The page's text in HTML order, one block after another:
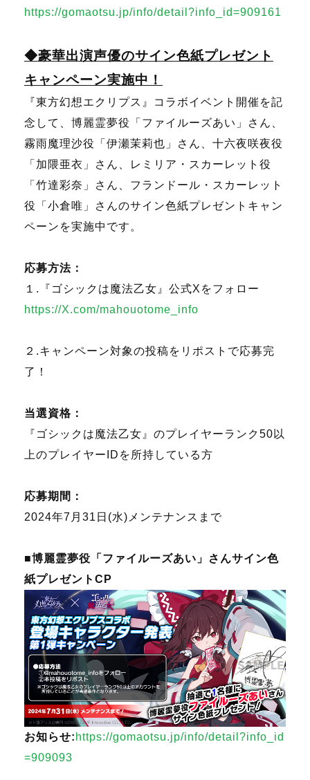
https://gomaotsu.jp/info/detail?info_id=909161
◆豪華出演声優のサイン色紙プレゼント
キャンペーン実施中！
『東方幻想エクリプス』コラボイベント開催を記
念して、 博麗霊夢役「ファイルーズあい」さん、
霧雨魔理沙役「伊瀬茉莉也」さん、十六夜咲夜役
「加隈亜衣」さん、レミリア・スカーレット役
「竹達彩奈」さん、フランドール・スカーレット
役「小倉唯」さんのサイン色紙プレゼントキャン
ペーンを実施中です。
応募方法：
１.『ゴシックは魔法乙女』公式Xをフォロー
https://X.com/mahouotome_info
２.キャンペーン対象の投稿をリポストで応募完
了！
当選資格：
『ゴシックは魔法乙女』のプレイヤーランク50以
上のプレイヤーIDを所持している方
応募期間：
2024年7月31日(水)メンテナンスまで
■博麗霊夢役「ファイルーズあい」さんサイン色
紙プレゼントCP
お知らせ: https://gomaotsu.jp/info/detail?info_id
=909093